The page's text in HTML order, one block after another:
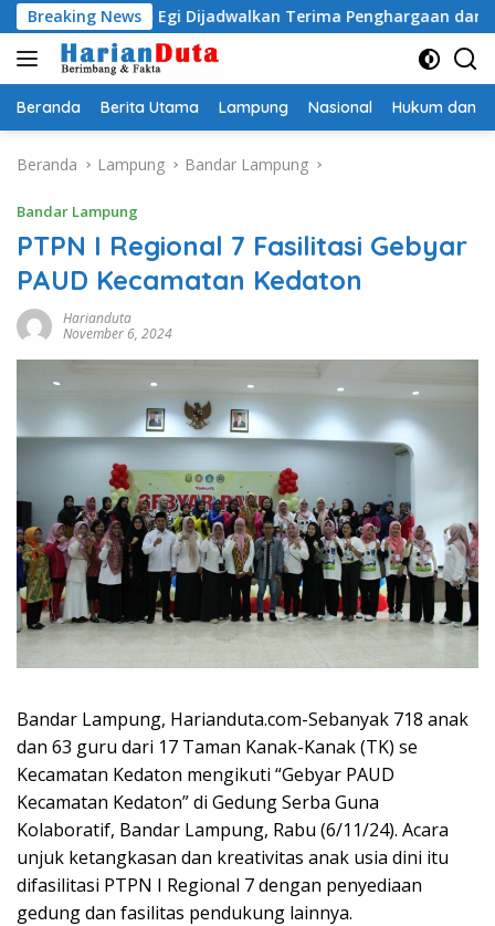
Langsung
ke
konten
Breaking News
Egi Dijadwalkan Terima Penghargaan dari HKBP Lampung
Beranda Berita Utama Lampung Nasional Hukum dan
Beranda Lampung Bandar Lampung
Bandar Lampung
PTPN I Regional 7 Fasilitasi Gebyar
PAUD Kecamatan Kedaton
Harianduta
November 6, 2024
Bandar Lampung, Harianduta.com-Sebanyak 718 anak
dan 63 guru dari 17 Taman Kanak-Kanak (TK) se
Kecamatan Kedaton mengikuti “Gebyar PAUD
Kecamatan Kedaton” di Gedung Serba Guna
Kolaboratif, Bandar Lampung, Rabu (6/11/24). Acara
unjuk ketangkasan dan kreativitas anak usia dini itu
difasilitasi PTPN I Regional 7 dengan penyediaan
gedung dan fasilitas pendukung lainnya.